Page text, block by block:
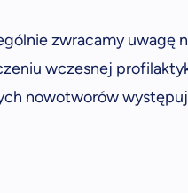
zwracamy uwagę
wczesnej
nowotworów